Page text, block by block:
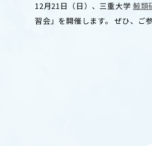
交通案内
12月21日（日）、三重大学 鯨類
習会」を開催します。 ぜひ、ご